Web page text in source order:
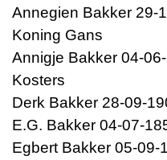
Annegien Bakker 29-
Koning Gans
Annigje Bakker 04-
Kosters
Derk Bakker 28-09-
E.G. Bakker 04-07-
Egbert Bakker 05-09-